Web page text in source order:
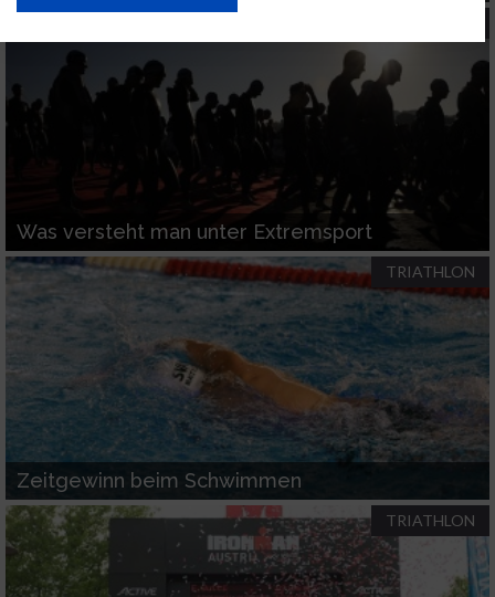
Was versteht man unter Extremsport
TRIATHLON
Zeitgewinn beim Schwimmen
TRIATHLON
Website/App.
Partnerliste anzeigen (1 IAB-Anbieter)
Wir nutzen Ihre Daten für folgende Zwecke:
IAB-Verarbeitungszwecke:
Speichern von oder Zugriff auf Informationen
Verwendung reduzierter Daten zur Auswahl
von Werbeanzeigen
Erstellung von Profilen für personalisierte
Werbung
Verwendung von Profilen zur Auswahl
personalisierter Werbung
Erstellung von Profilen zur Personalisierung
von Inhalten
Verwendung von Profilen zur Auswahl
personalisierter Inhalte